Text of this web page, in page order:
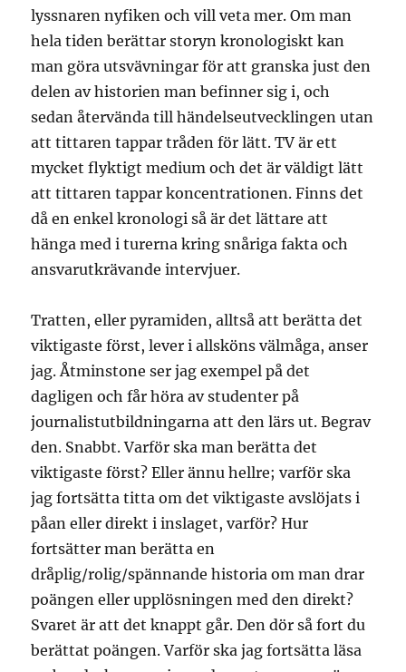
lyssnaren nyfiken och vill veta mer. Om man
hela tiden berättar storyn kronologiskt kan
man göra utsvävningar för att granska just den
delen av historien man befinner sig i, och
sedan återvända till händelseutvecklingen utan
att tittaren tappar tråden för lätt. TV är ett
mycket flyktigt medium och det är väldigt lätt
att tittaren tappar koncentrationen. Finns det
då en enkel kronologi så är det lättare att
hänga med i turerna kring snåriga fakta och
ansvarutkrävande intervjuer.
Tratten, eller pyramiden, alltså att berätta det
viktigaste först, lever i allsköns välmåga, anser
jag. Åtminstone ser jag exempel på det
dagligen och får höra av studenter på
journalistutbildningarna att den lärs ut. Begrav
den. Snabbt. Varför ska man berätta det
viktigaste först? Eller ännu hellre; varför ska
jag fortsätta titta om det viktigaste avslöjats i
påan eller direkt i inslaget, varför? Hur
fortsätter man berätta en
dråplig/rolig/spännande historia om man drar
poängen eller upplösningen med den direkt?
Svaret är att det knappt går. Den dör så fort du
berättat poängen. Varför ska jag fortsätta läsa